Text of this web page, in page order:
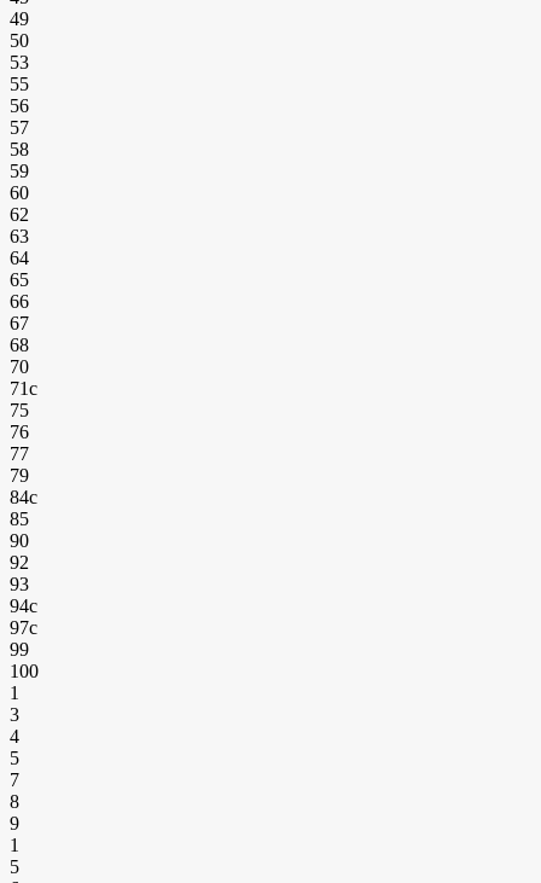
49
50
53
55
56
57
58
59
60
62
63
64
65
66
67
68
70
71с
75
76
77
79
84с
85
90
92
93
94с
97с
99
100
1
3
4
5
7
8
9
1
5